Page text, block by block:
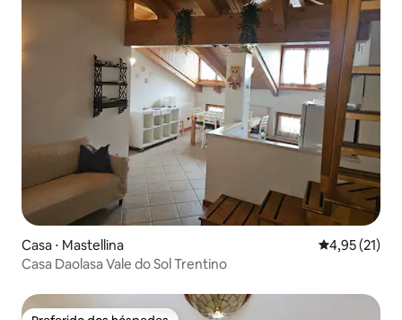
Casa ⋅ Mastellina 4,95 de uma
4,95 (21)
Casa Daolasa Vale do Sol Trentino